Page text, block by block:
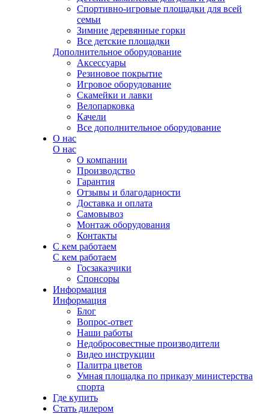
Спортивно-игровые площадки для всей
семьи
Зимние деревянные горки
Все детские площадки
Дополнительное оборудование
Аксессуары
Резиновое покрытие
Игровое оборудование
Скамейки и лавки
Велопарковка
Качели
Все дополнительное оборудование
О нас
О нас
О компании
Производство
Гарантия
Отзывы и благодарности
Доставка и оплата
Самовывоз
Монтаж оборудования
Контакты
С кем работаем
С кем работаем
Госзаказчики
Спонсоры
Информация
Информация
Блог
Вопрос-ответ
Наши работы
Недобросовестные производители
Видео инструкции
Палитра цветов
Умная площадка по приказу министерства
спорта
Где купить
Стать дилером